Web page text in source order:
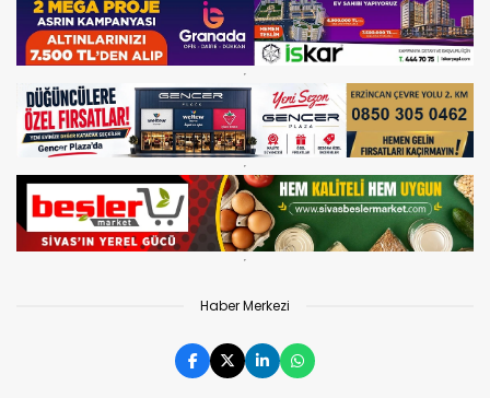
Haber Merkezi